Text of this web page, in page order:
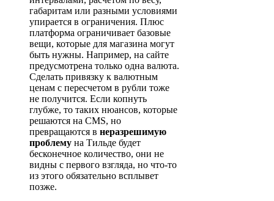
габаритам или разными условиями
упирается в ограничения. Плюс
платформа ограничивает базовые
вещи, которые для магазина могут
быть нужны. Например, на сайте
предусмотрена только одна валюта.
Сделать привязку к валютным
ценам с пересчетом в рубли тоже
не получится. Если копнуть
глубже, то таких нюансов, которые
решаются на CMS, но
превращаются в неразрешимую
проблему на Тильде будет
бесконечное количество, они не
видны с первого взгляда, но что-то
из этого обязательно всплывет
позже.